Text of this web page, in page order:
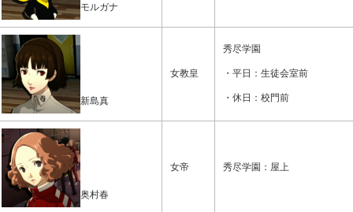
モルガナ
新島真
女教皇
秀尽学園
・平日：生徒会室前
・休日：校門前
奥村春
女帝 秀尽学園：屋上